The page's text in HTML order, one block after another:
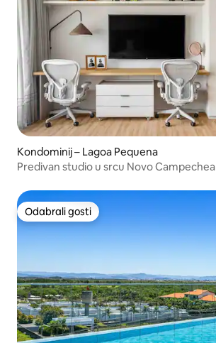
Kondominij – Lagoa Pequena
Predivan studio u srcu Novo Campechea
Odabrali gosti
Odabrali gosti